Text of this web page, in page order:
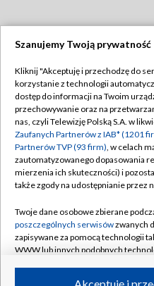
Abonament TVP
Emisja w TVP
Centrum informacji TVP
Naziemna Telewizja
Rada Programowa
System NOS
Informacje o nadawcy
Szanujemy Twoją prywatność
Kliknij "Akceptuję i przechodzę do
korzystanie z technologii
dostęp do informacji na Twoim
przechowywanie oraz na
nas, czyli Telewizję Polską S.A. w
Zaufanych Partnerów z IAB* (1201
Partnerów TVP (93 firm), w celach
zautomatyzowanego dopasowania
mierzenia ich skuteczności) i
także zgody na udostępnianie przez
Twoje dane osobowe zbierane
poszczególnych serwisówzwanych
zapisywane za pomocą technologii
WWW lub innych podobnych